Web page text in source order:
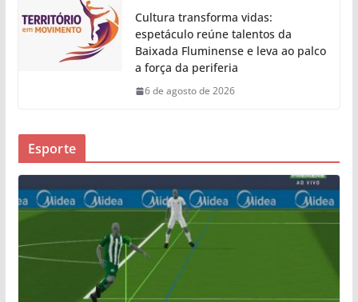
Cultura transforma vidas:
espetáculo reúne talentos da
Baixada Fluminense e leva ao palco
a força da periferia
6 de agosto de 2026
Esporte